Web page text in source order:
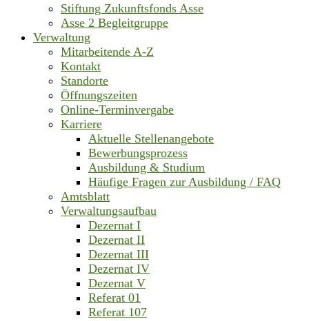
Stiftung Zukunftsfonds Asse
Asse 2 Begleitgruppe
Verwaltung
Mitarbeitende A-Z
Kontakt
Standorte
Öffnungszeiten
Online-Terminvergabe
Karriere
Aktuelle Stellenangebote
Bewerbungsprozess
Ausbildung & Studium
Häufige Fragen zur Ausbildung / FAQ
Amtsblatt
Verwaltungsaufbau
Dezernat I
Dezernat II
Dezernat III
Dezernat IV
Dezernat V
Referat 01
Referat 107